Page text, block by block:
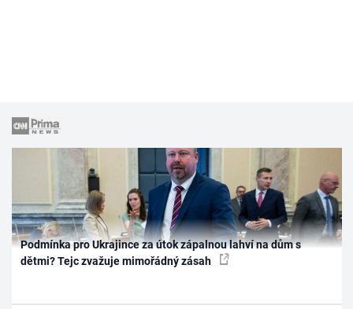
Podmínka pro Ukrajince za útok zápalnou lahví na dům s
dětmi? Tejc zvažuje mimořádný zásah